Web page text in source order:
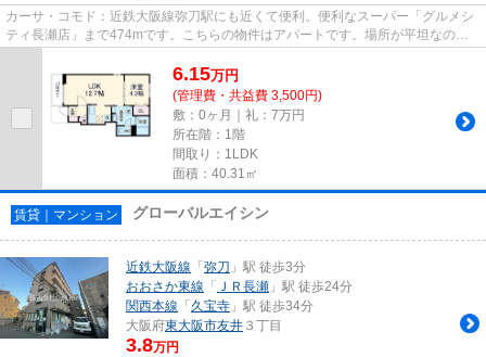
カーサ・コモド：近鉄大阪線弥刀駅にも近くて便利。便利なスーパー「グルメシ
ティ長瀬店」まで474mです。こちらの物件はアパートです。場所が平坦なの
は、ランニングをする上で抑えた...
6.15万円
(管理費・共益費 3,500円)
敷：0ヶ月｜礼：7万円
所在階：1階
間取り：1LDK
面積：40.31㎡
賃貸｜マンション グローバルエイシン
近鉄大阪線 「弥刀 」駅 徒歩3分
おおさか東線 「 ＪＲ長瀬 」駅 徒歩24分
関西本線 「久宝寺 」駅 徒歩34分
大阪府東大阪市友井 ３丁目
3.8万円